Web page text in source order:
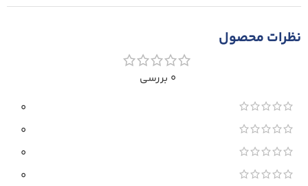
نظرات محصول
0 بررسی
0
0
0
0